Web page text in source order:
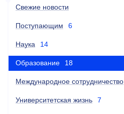
Свежие новости
Поступающим 6
Наука 14
Образование 18
Международное сотрудничество
Университетская жизнь 7